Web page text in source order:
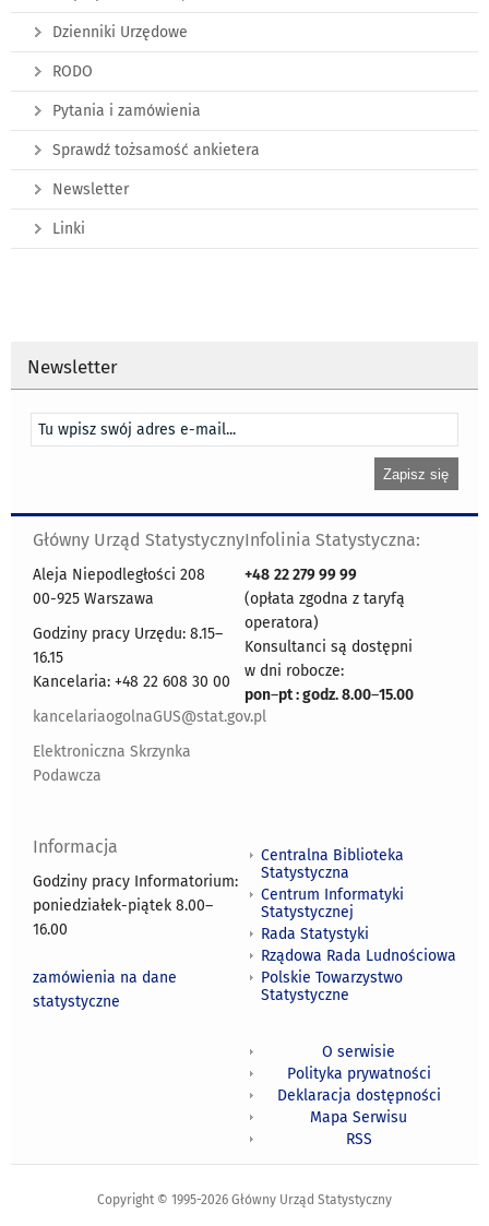
Dzienniki Urzędowe
RODO
Pytania i zamówienia
Sprawdź tożsamość ankietera
Newsletter
Linki
Newsletter
Główny Urząd Statystyczny
Aleja Niepodległości 208
00-925 Warszawa
Godziny pracy Urzędu: 8.15–
16.15
Kancelaria: +48 22 608 30 00
kancelariaogolnaGUS@stat.gov.pl
Elektroniczna Skrzynka
Podawcza
Infolinia Statystyczna:
+48 22 279 99 99
(opłata zgodna z taryfą
operatora)
Konsultanci są dostępni
w dni robocze:
pon–pt : godz. 8.00–15.00
Informacja
Godziny pracy Informatorium:
poniedziałek-piątek 8.00–
16.00
zamówienia na dane
statystyczne
Centralna Biblioteka
Statystyczna
Centrum Informatyki
Statystycznej
Rada Statystyki
Rządowa Rada Ludnościowa
Polskie Towarzystwo
Statystyczne
O serwisie
Polityka prywatności
Deklaracja dostępności
Mapa Serwisu
RSS
Copyright © 1995-2026 Główny Urząd Statystyczny